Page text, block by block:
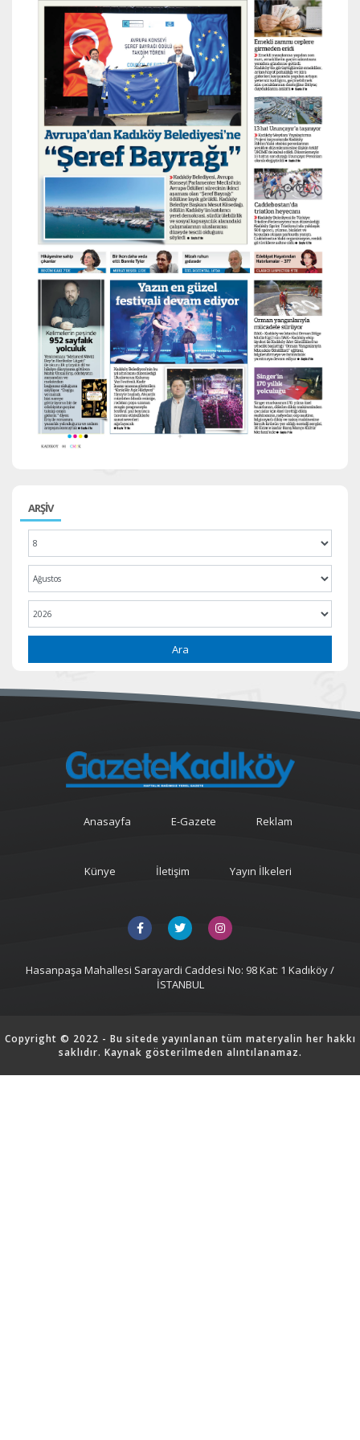
ARŞİV
Ara
Anasayfa E-Gazete Reklam
Künye İletişim Yayın İlkeleri
Hasanpaşa Mahallesi Sarayardi Caddesi No: 98 Kat: 1 Kadıköy /
İSTANBUL
Copyright © 2022 - Bu sitede yayınlanan tüm materyalin her hakkı
saklıdır. Kaynak gösterilmeden alıntılanamaz.